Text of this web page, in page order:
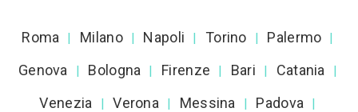
Roma | Milano | Napoli | Torino | Palermo |
Genova | Bologna | Firenze | Bari | Catania |
Venezia | Verona | Messina | Padova |